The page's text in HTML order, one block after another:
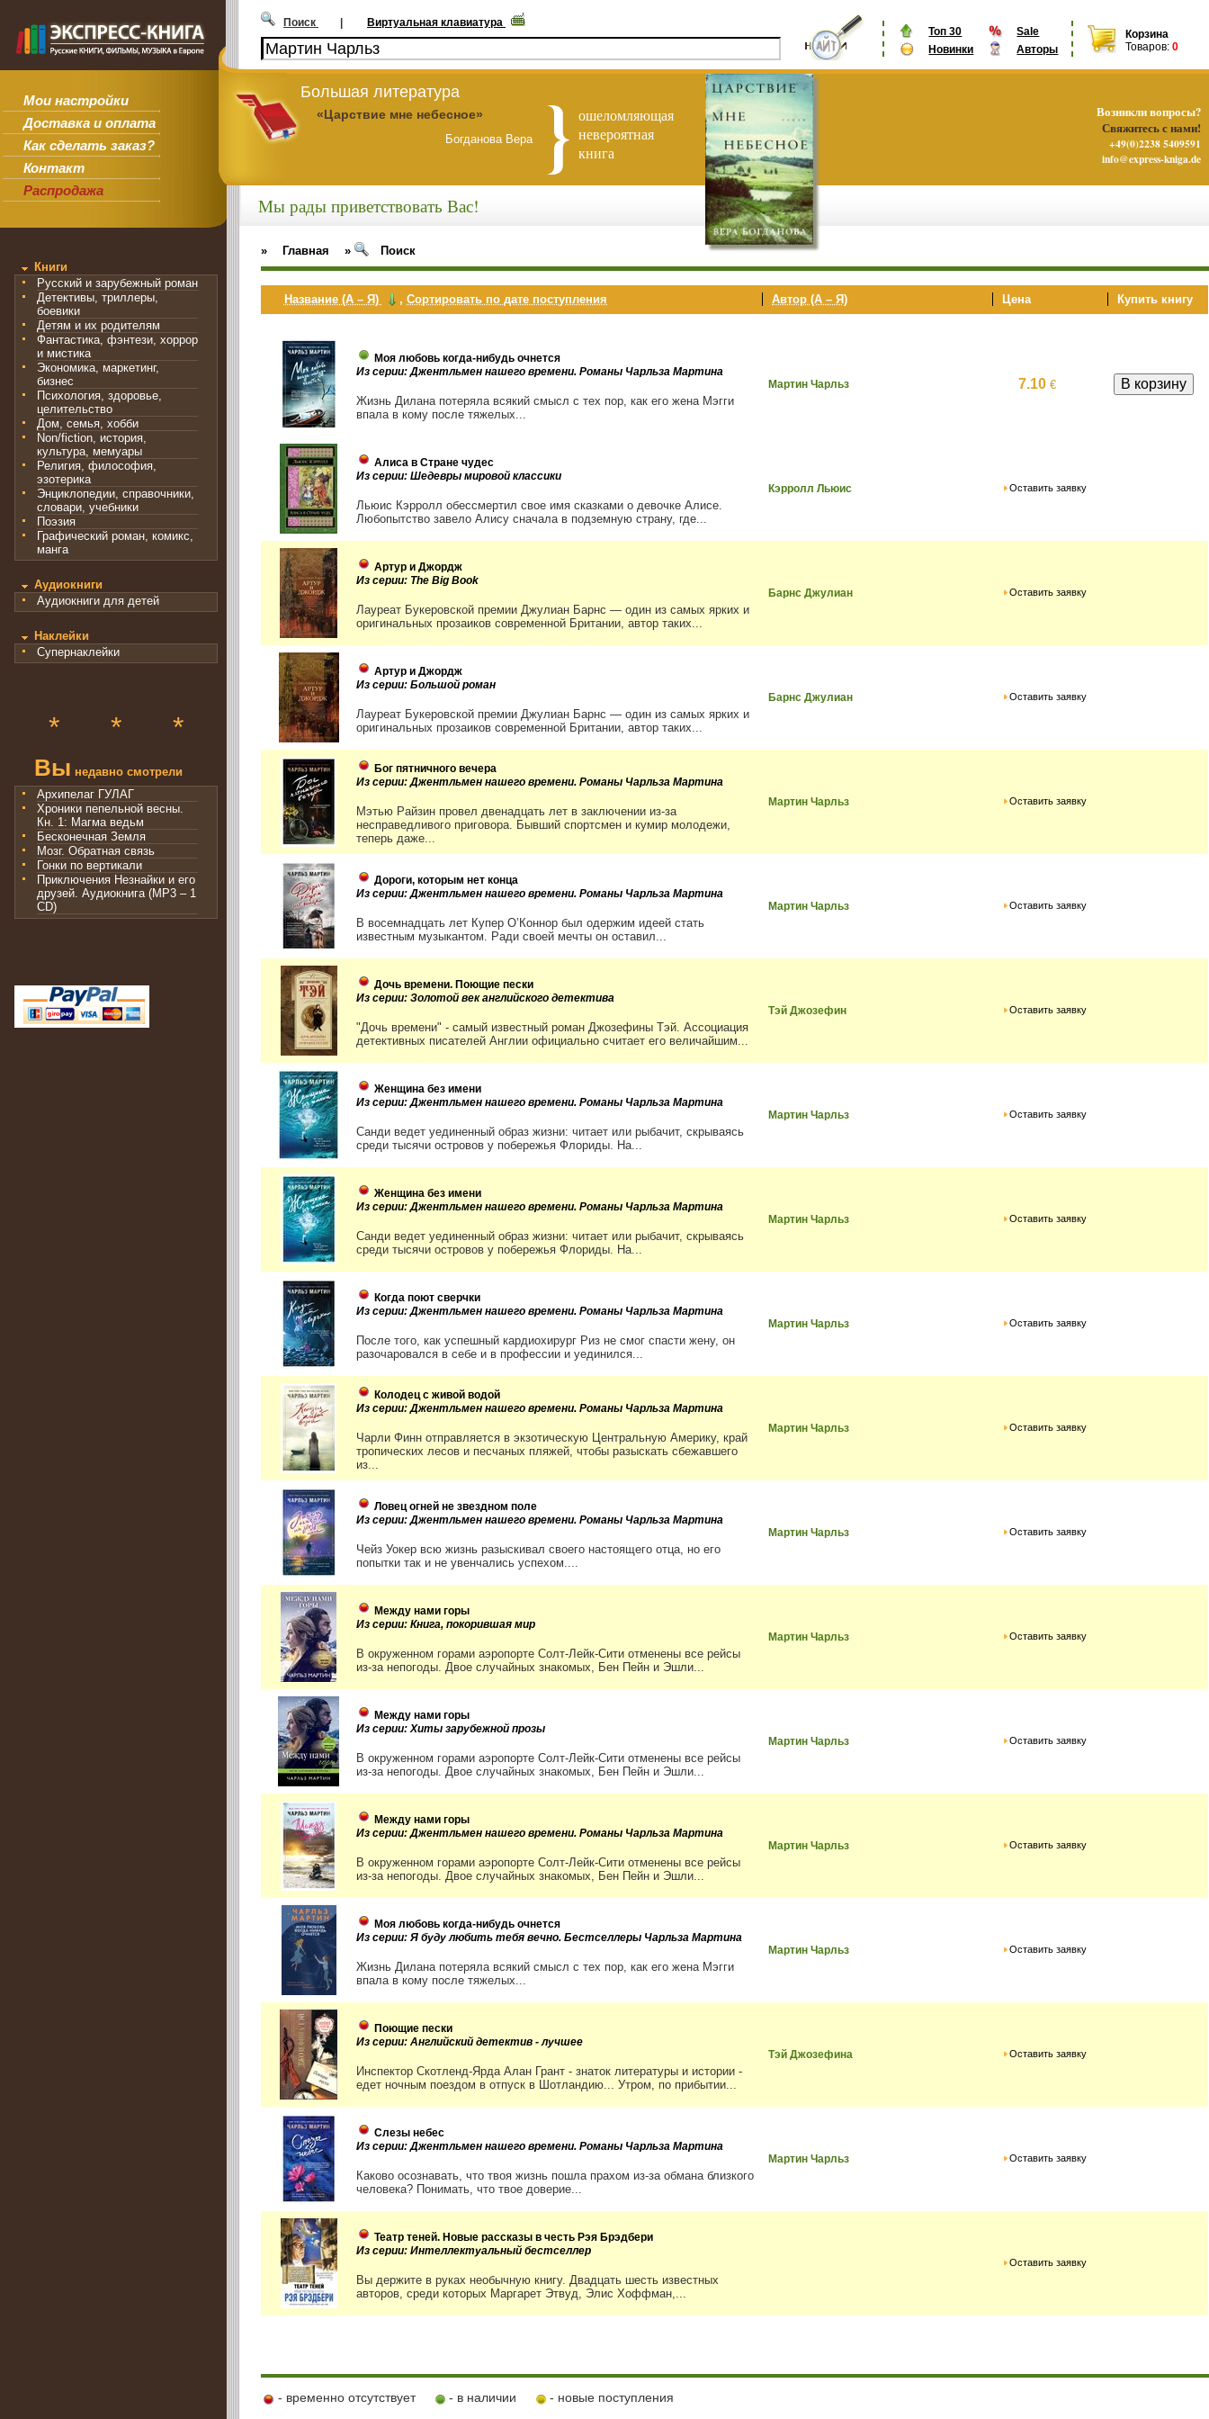
Мои настройки
Доставка и оплата
Как сделать заказ?
Контакт
Распродажа
Топ 30
Sale
Новинки
Авторы
Корзина
Товаров: 0
Поиск | Виртуальная клавиатура
Большая литература
«Царствие мне небесное»
Богданова Вера
ошеломляющая
невероятная
книга
Книги
Русский и зарубежный роман
Детективы, триллеры,
боевики
Детям и их родителям
Фантастика, фэнтези, хоррор
и мистика
Экономика, маркетинг,
бизнес
Психология, здоровье,
целительство
Дом, семья, хобби
Non/fiction, история,
культура, мемуары
Религия, философия,
эзотерика
Энциклопедии, справочники,
словари, учебники
Поэзия
Графический роман, комикс,
манга
Аудиокниги
Аудиокниги для детей
Наклейки
Супернаклейки
* * *
Вы недавно смотрели
Архипелаг ГУЛАГ
Хроники пепельной весны.
Кн. 1: Магма ведьм
Бесконечная Земля
Мозг. Обратная связь
Гонки по вертикали
Приключения Незнайки и его
друзей. Аудиокнига (MP3 – 1
CD)
Мы рады приветствовать Вас!
» Главная » Поиск
Название (А – Я) ,Сортировать по дате поступления Автор (А – Я) Цена Купить книгу
Моя любовь когда-нибудь очнется
Из серии: Джентльмен нашего времени. Романы Чарльза Мартина
Жизнь Дилана потеряла всякий смысл с тех пор, как его жена Мэгги
впала в кому после тяжелых...
Мартин Чарльз 7.10 €
Алиса в Стране чудес
Из серии: Шедевры мировой классики
Льюис Кэрролл обессмертил свое имя сказками о девочке Алисе.
Любопытство завело Алису сначала в подземную страну, где...
Кэрролл Льюис Оставить заявку
Артур и Джордж
Из серии: The Big Book
Лауреат Букеровской премии Джулиан Барнс — один из самых ярких и
оригинальных прозаиков современной Британии, автор таких...
Барнс Джулиан Оставить заявку
Артур и Джордж
Из серии: Большой роман
Лауреат Букеровской премии Джулиан Барнс — один из самых ярких и
оригинальных прозаиков современной Британии, автор таких...
Барнс Джулиан Оставить заявку
Бог пятничного вечера
Из серии: Джентльмен нашего времени. Романы Чарльза Мартина
Мэтью Райзин провел двенадцать лет в заключении из-за
несправедливого приговора. Бывший спортсмен и кумир молодежи,
теперь даже...
Мартин Чарльз Оставить заявку
Дороги, которым нет конца
Из серии: Джентльмен нашего времени. Романы Чарльза Мартина
В восемнадцать лет Купер О’Коннор был одержим идеей стать
известным музыкантом. Ради своей мечты он оставил...
Мартин Чарльз Оставить заявку
Дочь времени. Поющие пески
Из серии: Золотой век английского детектива
"Дочь времени" - самый известный роман Джозефины Тэй. Ассоциация
детективных писателей Англии официально считает его величайшим...
Тэй Джозефин Оставить заявку
Женщина без имени
Из серии: Джентльмен нашего времени. Романы Чарльза Мартина
Санди ведет уединенный образ жизни: читает или рыбачит, скрываясь
среди тысячи островов у побережья Флориды. На...
Мартин Чарльз Оставить заявку
Женщина без имени
Из серии: Джентльмен нашего времени. Романы Чарльза Мартина
Санди ведет уединенный образ жизни: читает или рыбачит, скрываясь
среди тысячи островов у побережья Флориды. На...
Мартин Чарльз Оставить заявку
Когда поют сверчки
Из серии: Джентльмен нашего времени. Романы Чарльза Мартина
После того, как успешный кардиохирург Риз не смог спасти жену, он
разочаровался в себе и в профессии и уединился...
Мартин Чарльз Оставить заявку
Колодец с живой водой
Из серии: Джентльмен нашего времени. Романы Чарльза Мартина
Чарли Финн отправляется в экзотическую Центральную Америку, край
тропических лесов и песчаных пляжей, чтобы разыскать сбежавшего
из...
Мартин Чарльз Оставить заявку
Ловец огней не звездном поле
Из серии: Джентльмен нашего времени. Романы Чарльза Мартина
Чейз Уокер всю жизнь разыскивал своего настоящего отца, но его
попытки так и не увенчались успехом....
Мартин Чарльз Оставить заявку
Между нами горы
Из серии: Книга, покорившая мир
В окруженном горами аэропорте Солт-Лейк-Сити отменены все рейсы
из-за непогоды. Двое случайных знакомых, Бен Пейн и Эшли...
Мартин Чарльз Оставить заявку
Между нами горы
Из серии: Хиты зарубежной прозы
В окруженном горами аэропорте Солт-Лейк-Сити отменены все рейсы
из-за непогоды. Двое случайных знакомых, Бен Пейн и Эшли...
Мартин Чарльз Оставить заявку
Между нами горы
Из серии: Джентльмен нашего времени. Романы Чарльза Мартина
В окруженном горами аэропорте Солт-Лейк-Сити отменены все рейсы
из-за непогоды. Двое случайных знакомых, Бен Пейн и Эшли...
Мартин Чарльз Оставить заявку
Моя любовь когда-нибудь очнется
Из серии: Я буду любить тебя вечно. Бестселлеры Чарльза Мартина
Жизнь Дилана потеряла всякий смысл с тех пор, как его жена Мэгги
впала в кому после тяжелых...
Мартин Чарльз Оставить заявку
Поющие пески
Из серии: Английский детектив - лучшее
Инспектор Скотленд-Ярда Алан Грант - знаток литературы и истории -
едет ночным поездом в отпуск в Шотландию... Утром, по прибытии...
Тэй Джозефина Оставить заявку
Слезы небес
Из серии: Джентльмен нашего времени. Романы Чарльза Мартина
Каково осознавать, что твоя жизнь пошла прахом из-за обмана близкого
человека? Понимать, что твое доверие...
Мартин Чарльз Оставить заявку
Театр теней. Новые рассказы в честь Рэя Брэдбери
Из серии: Интеллектуальный бестселлер
Вы держите в руках необычную книгу. Двадцать шесть известных
авторов, среди которых Маргарет Этвуд, Элис Хоффман,...
Оставить заявку
- временно отсутствует - в наличии - новые поступления
Возникли вопросы?
Свяжитесь с нами!
+49(0)2238 5409591
info@express-kniga.de